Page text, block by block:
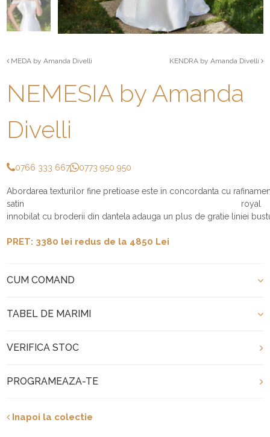
MEDA by Amanda Divelli KENDRA by Amanda Divelli
NEMESIA by Amanda
Divelli
0766 333 667 0773 950 950
Abordarea texturilor fine pretioase este in concordanta cu
satin royal
innobilat cu broderii din dantela adauga un plus de gratie liniei
PRET: 3380 lei redus de la 4850 Lei
CUM COMAND
TABEL DE MARIMI
VERIFICA STOC
PROGRAMEAZA-TE
Inapoi la colectie